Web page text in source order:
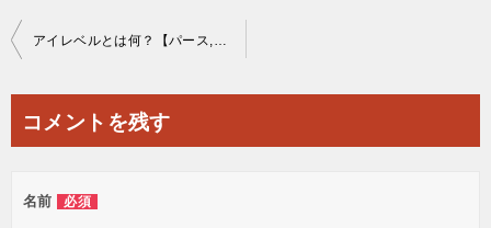
投
ビ
ー
アイレベルとは何？【パース,背景】
コメントを残す
名前 必須